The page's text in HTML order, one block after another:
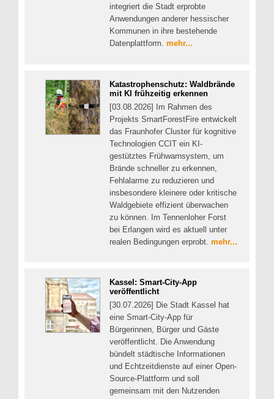
integriert die Stadt erprobte
Anwendungen anderer hessischer
Kommunen in ihre bestehende
Datenplattform. mehr...
Katastrophenschutz: Waldbrände
mit KI frühzeitig erkennen
[03.08.2026] Im Rahmen des
Projekts SmartForestFire entwickelt
das Fraunhofer Cluster für kognitive
Technologien CCIT ein KI-
gestütztes Frühwarnsystem, um
Brände schneller zu erkennen,
Fehlalarme zu reduzieren und
insbesondere kleinere oder kritische
Waldgebiete effizient überwachen
zu können. Im Tennenloher Forst
bei Erlangen wird es aktuell unter
realen Bedingungen erprobt. mehr...
Kassel: Smart-City-App
veröffentlicht
[30.07.2026] Die Stadt Kassel hat
eine Smart-City-App für
Bürgerinnen, Bürger und Gäste
veröffentlicht. Die Anwendung
bündelt städtische Informationen
und Echtzeitdienste auf einer Open-
Source-Plattform und soll
gemeinsam mit den Nutzenden